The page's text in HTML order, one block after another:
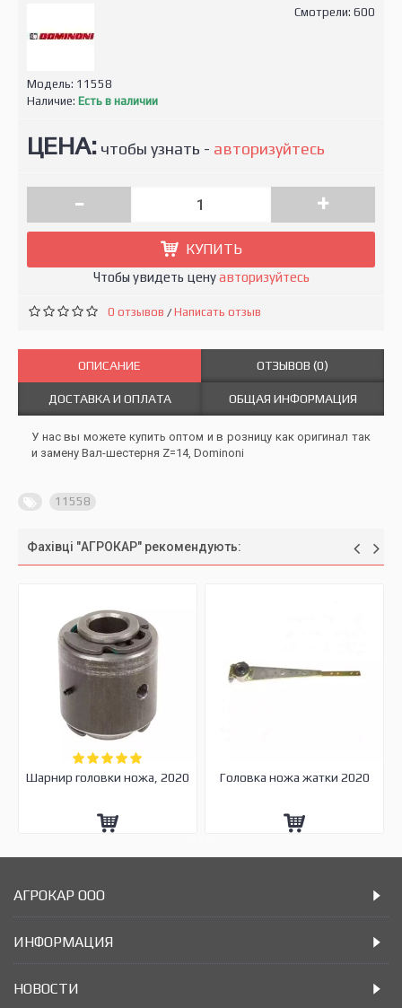
Смотрели: 600
Модель: 11558
Наличие: Есть в наличии
ЦЕНА: чтобы узнать - авторизуйтесь
- +
КУПИТЬ
Чтобы увидеть ценуавторизуйтесь
0 отзывов /Написать отзыв
ОПИСАНИЕ ОТЗЫВОВ (0)
ДОСТАВКА И ОПЛАТА ОБЩАЯ ИНФОРМАЦИЯ
У нас вы можете купить оптом и в розницу как оригинал так
и замену Вал-шестерня Z=14, Dominoni
11558
Фахівці "АГРОКАР" рекомендують:
Шарнир головки ножа, 2020 Головка ножа жатки 2020
АГРОКАР ООО
ИНФОРМАЦИЯ
НОВОСТИ